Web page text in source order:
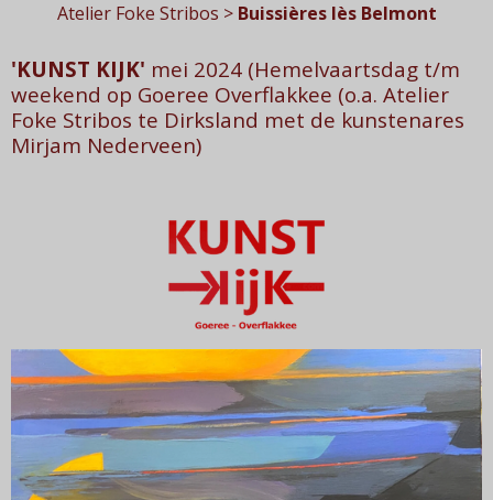
Atelier Foke Stribos > Buissières lès Belmont
'KUNST KIJK' mei 2024 (Hemelvaartsdag t/m
weekend op Goeree Overflakkee (o.a. Atelier
Foke Stribos te Dirksland met de kunstenares
Mirjam Nederveen)